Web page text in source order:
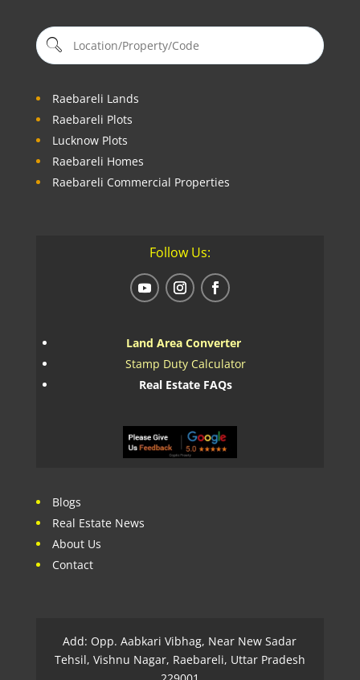
Raebareli Lands
Raebareli Plots
Lucknow Plots
Raebareli Homes
Raebareli Commercial Properties
Follow Us:
Land Area Converter
Stamp Duty Calculator
Real Estate FAQs
Blogs
Real Estate News
About Us
Contact
Add: Opp. Aabkari Vibhag, Near New Sadar
Tehsil, Vishnu Nagar, Raebareli, Uttar Pradesh